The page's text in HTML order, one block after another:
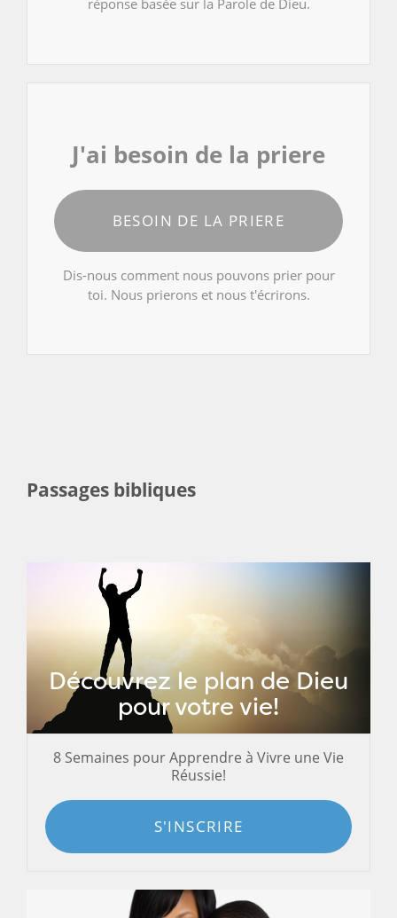
réponse basée sur la Parole de Dieu.
J'ai besoin de la priere
BESOIN DE LA PRIERE
Dis-nous comment nous pouvons prier pour
toi. Nous prierons et nous t'écrirons.
Passages bibliques
Découvrez le plan de Dieu
pour votre vie!
8 Semaines pour Apprendre à Vivre une Vie
Réussie!
S'INSCRIRE